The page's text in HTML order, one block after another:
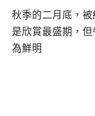
秋季的二月底，
是欣賞最盛期，
為鮮明